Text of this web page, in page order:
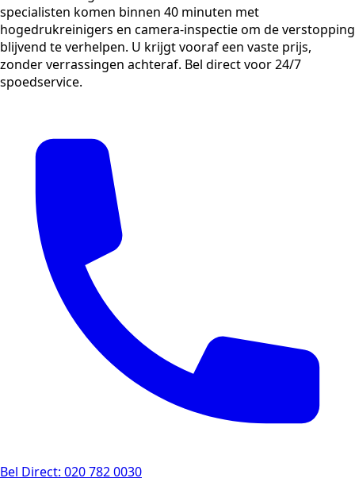
specialisten komen binnen 40 minuten met
hogedrukreinigers en camera-inspectie om de verstopping
blijvend te verhelpen. U krijgt vooraf een vaste prijs,
zonder verrassingen achteraf. Bel direct voor 24/7
spoedservice.
Bel Direct: 020 782 0030